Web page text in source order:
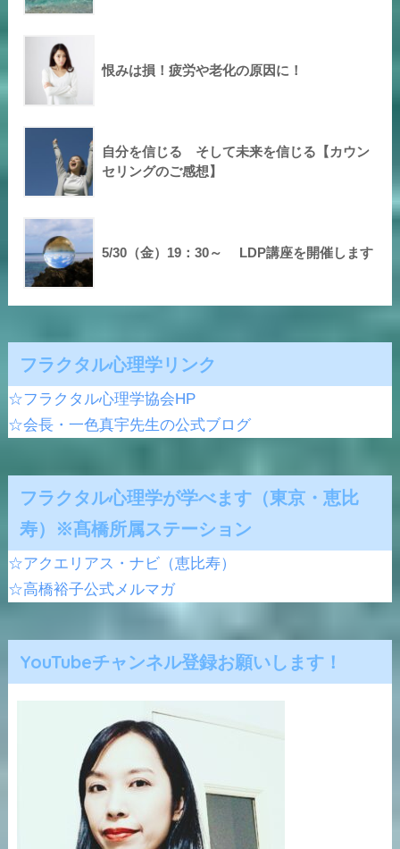
恨みは損！疲労や老化の原因に！
自分を信じる そして未来を信じる【カウン
セリングのご感想】
5/30（金）19：30～ LDP講座を開催します
フラクタル心理学リンク
☆フラクタル心理学協会HP
☆会長・一色真宇先生の公式ブログ
フラクタル心理学が学べます（東京・恵比
寿）※髙橋所属ステーション
☆アクエリアス・ナビ（恵比寿）
☆高橋裕子公式メルマガ
YouTubeチャンネル登録お願いします！